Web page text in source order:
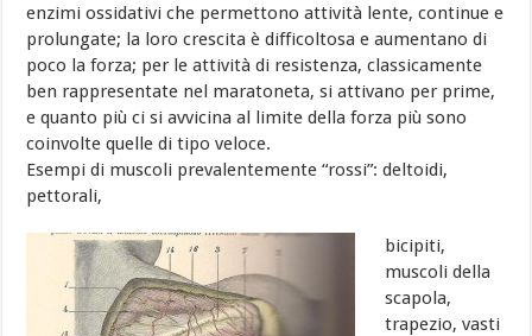
enzimi ossidativi che permettono attività lente, continue e
prolungate; la loro crescita è difficoltosa e aumentano di
poco la forza; per le attività di resistenza, classicamente
ben rappresentate nel maratoneta, si attivano per prime,
e quanto più ci si avvicina al limite della forza più sono
coinvolte quelle di tipo veloce.
Esempi di muscoli prevalentemente “rossi”: deltoidi,
pettorali,
bicipiti,
muscoli della
scapola,
trapezio, vasti